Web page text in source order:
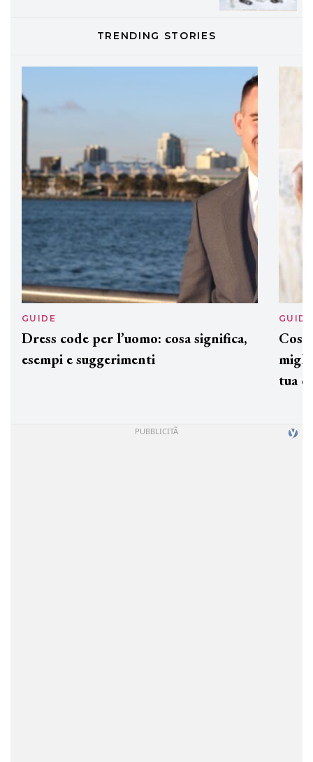
LABEL.M lancia la sua innovativa ed
professionali
TRENDING STORIES
GUIDE
Dress code per l’uomo: cosa significa,
esempi e suggerimenti
GUIDE
tua